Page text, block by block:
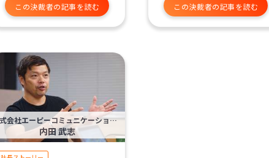
この決裁者の記事を読む この決裁者の記事を読む
株式会社エーピーコミュニケーションズ
内田 武志